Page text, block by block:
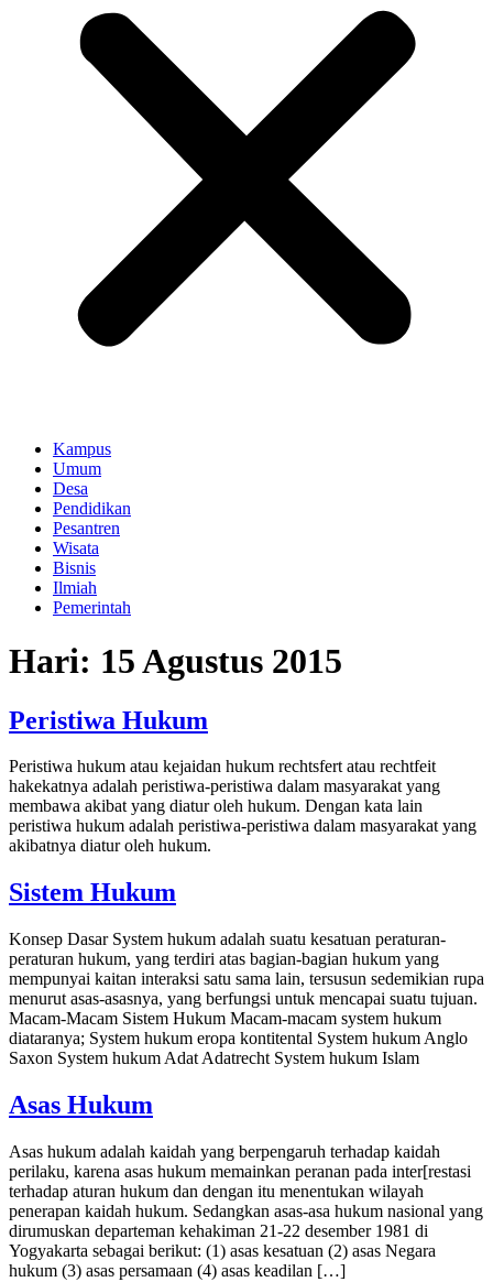
Kampus
Umum
Desa
Pendidikan
Pesantren
Wisata
Bisnis
Ilmiah
Pemerintah
Hari: 15 Agustus 2015
Peristiwa Hukum
Peristiwa hukum atau kejaidan hukum rechtsfert atau rechtfeit
hakekatnya adalah peristiwa-peristiwa dalam masyarakat yang
membawa akibat yang diatur oleh hukum. Dengan kata lain
peristiwa hukum adalah peristiwa-peristiwa dalam masyarakat yang
akibatnya diatur oleh hukum.
Sistem Hukum
Konsep Dasar System hukum adalah suatu kesatuan peraturan-
peraturan hukum, yang terdiri atas bagian-bagian hukum yang
mempunyai kaitan interaksi satu sama lain, tersusun sedemikian rupa
menurut asas-asasnya, yang berfungsi untuk mencapai suatu tujuan.
Macam-Macam Sistem Hukum Macam-macam system hukum
diataranya; System hukum eropa kontitental System hukum Anglo
Saxon System hukum Adat Adatrecht System hukum Islam
Asas Hukum
Asas hukum adalah kaidah yang berpengaruh terhadap kaidah
perilaku, karena asas hukum memainkan peranan pada inter[restasi
terhadap aturan hukum dan dengan itu menentukan wilayah
penerapan kaidah hukum. Sedangkan asas-asa hukum nasional yang
dirumuskan departeman kehakiman 21-22 desember 1981 di
Yogyakarta sebagai berikut: (1) asas kesatuan (2) asas Negara
hukum (3) asas persamaan (4) asas keadilan […]